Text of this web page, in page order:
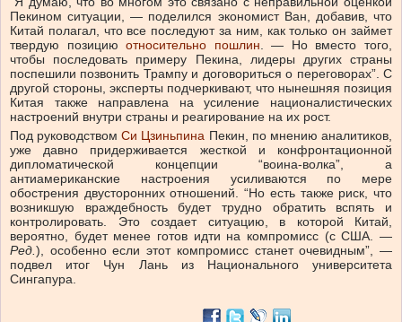
Пекином ситуации, — поделился экономист Ван, добавив, что
Китай полагал, что все последуют за ним, как только он займет
твердую позициюотносительно пошлин . — Но вместо того,
чтобы последовать примеру Пекина, лидеры других страны
поспешили позвонить Трампу и договориться о переговорах”. С
другой стороны, эксперты подчеркивают, что нынешняя позиция
Китая также направлена на усиление националистических
настроений внутри страны и реагирование на их рост.
Под руководствомСи Цзиньпина Пекин, по мнению аналитиков,
уже давно придерживается жесткой и конфронтационной
дипломатической концепции “воина-волка”, а
антиамериканские настроения усиливаются по мере
обострения двусторонних отношений. “Но есть также риск, что
возникшую враждебность будет трудно обратить вспять и
контролировать. Это создает ситуацию, в которой Китай,
вероятно, будет менее готов идти на компромисс (с США. —
Ред ), особенно если этот компромисс станет очевидным”, —
подвел итог Чун Лань из Национального университета
Сингапура.